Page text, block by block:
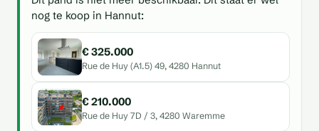
nog te koop in Hannut:
€ 325.000
Rue de Huy (A1.5) 49, 4280 Hannut
€ 210.000
Rue de Huy 7D / 3, 4280 Waremme